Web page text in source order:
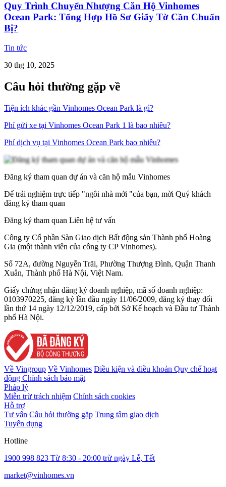
Quy Trình Chuyển Nhượng Căn Hộ Vinhomes
Ocean Park: Tổng Hợp Hồ Sơ Giấy Tờ Cần Chuẩn
Bị?
Tin tức
30 thg 10, 2025
Câu hỏi thường gặp về
Tiện ích khác gần Vinhomes Ocean Park là gì?
Phí gửi xe tại Vinhomes Ocean Park 1 là bao nhiêu?
Phí dịch vụ tại Vinhomes Ocean Park bao nhiêu?
Đăng ký tham quan dự án và căn hộ mẫu Vinhomes
Để trải nghiệm trực tiếp "ngôi nhà mới "của bạn, mời Quý khách
đăng ký tham quan
Đăng ký tham quan Liên hệ tư vấn
Công ty Cổ phần Sàn Giao dịch Bất động sản Thành phố Hoàng
Gia (một thành viên của công ty CP Vinhomes).
Số 72A, đường Nguyễn Trãi, Phường Thượng Đình, Quận Thanh
Xuân, Thành phố Hà Nội, Việt Nam.
Giấy chứng nhận đăng ký doanh nghiệp, mã số doanh nghiệp:
0103970225, đăng ký lần đầu ngày 11/06/2009, đăng ký thay đổi
lần thứ 14 ngày 12/12/2019, cấp bởi Sở Kế hoạch và Đầu tư Thành
phố Hà Nội.
Về Vingroup Về Vinhomes Điều kiện và điều khoản Quy chế hoạt
động Chính sách bảo mật
Pháp lý
Miễn trừ trách nhiệm Chính sách cookies
Hỗ trợ
Tư vấn Câu hỏi thường gặp Trung tâm giao dịch
Tuyển dụng
Hotline
1900 998 823 Từ 8:30 - 20:00 trừ ngày Lễ, Tết
market@vinhomes.vn